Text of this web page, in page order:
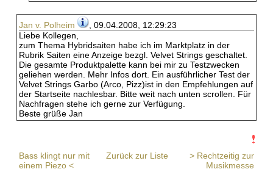
Jan v. Polheim
, 09.04.2008, 12:29:23
Liebe Kollegen,
zum Thema Hybridsaiten habe ich im Marktplatz in der
Rubrik Saiten eine Anzeige bezgl. Velvet Strings geschaltet.
Die gesamte Produktpalette kann bei mir zu Testzwecken
geliehen werden. Mehr Infos dort. Ein ausführlicher Test der
Velvet Strings Garbo (Arco, Pizz)ist in den Empfehlungen auf
der Startseite nachlesbar. Bitte weit nach unten scrollen. Für
Nachfragen stehe ich gerne zur Verfügung.
Beste grüße Jan
Bass klingt nur mit
einem Piezo <
Zurück zur Liste
> Rechtzeitig zur
Musikmesse